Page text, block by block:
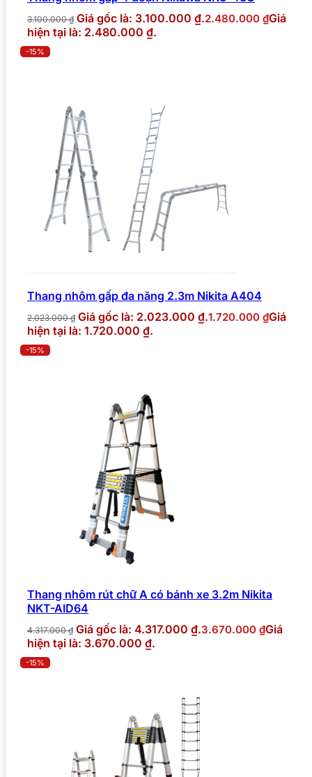
3.100.000₫ Giá gốc là: 3.100.000 ₫.2.480.000 ₫Giá
hiện tại là: 2.480.000 ₫.
-15%
Thang nhôm gấp đa năng 2.3m Nikita A404
2.023.000₫ Giá gốc là: 2.023.000 ₫.1.720.000 ₫Giá
hiện tại là: 1.720.000 ₫.
-15%
Thang nhôm rút chữ A có bánh xe 3.2m Nikita
NKT-AID64
4.317.000₫ Giá gốc là: 4.317.000 ₫.3.670.000 ₫Giá
hiện tại là: 3.670.000 ₫.
-15%